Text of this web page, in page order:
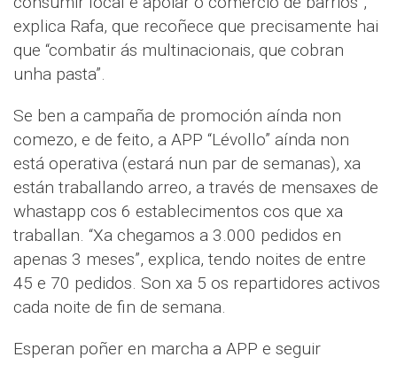
explica Rafa, que recoñece que precisamente hai
que “combatir ás multinacionais, que cobran
unha pasta”.
Se ben a campaña de promoción aínda non
comezo, e de feito, a APP “Lévollo” aínda non
está operativa (estará nun par de semanas), xa
están traballando arreo, a través de mensaxes de
whastapp cos 6 establecimentos cos que xa
traballan. “Xa chegamos a 3.000 pedidos en
apenas 3 meses”, explica, tendo noites de entre
45 e 70 pedidos. Son xa 5 os repartidores activos
cada noite de fin de semana.
Esperan poñer en marcha a APP e seguir